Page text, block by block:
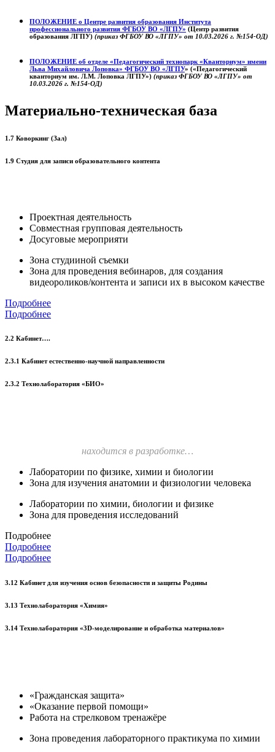
ПОЛОЖЕНИЕ о Центре развития образования Института
профессионального развития ФГБОУ ВО «ЛГПУ» (Центр развития
образования ЛГПУ) (приказ ФГБОУ ВО «ЛГПУ» от 10.03.2026 г. №154-ОД)
ПОЛОЖЕНИЕ об отделе «Педагогический технопарк «Кванториум» имени
Льва Михайловича Лоповка» ФГБОУ ВО «ЛГПУ» («Педагогический
кванториум им. Л.М. Лоповка ЛГПУ») (приказ ФГБОУ ВО «ЛГПУ» от
10.03.2026 г. №154-ОД)
Материально-техническая база
1.7 Коворкинг (Зал)
1.9 Студия для записи образовательного контента
Проектная деятельность
Совместная групповая деятельность
Досуговые мероприяти
Зона студииной съемки
Зона для проведения вебинаров, для создания
видеороликов/контента и записи их в высоком качестве
Подробнее
Подробнее
2.2 Кабинет….
2.3.1 Кабинет естественно-научной направленности
2.3.2 Технолаборатория «БИО»
находится в разработке…
Лаборатории по физике, химии и биологии
Зона для изучения анатомии и физиологии человека
Лаборатории по химии, биологии и физике
Зона для проведения исследований
Подробнее
Подробнее
Подробнее
3.12 Кабинет для изучения основ безопасности и защиты Родины
3.13 Технолаборатория «Химия»
3.14 Технолаборатория «3D-моделирование и обработка материалов»
«Гражданская защита»
«Оказание первой помощи»
Работа на стрелковом тренажёре
Зона проведения лабораторного практикума по химии